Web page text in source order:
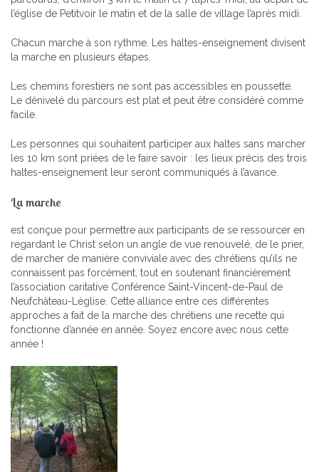
l’église de Petitvoir le matin et de la salle de village l’après midi.
Chacun marche à son rythme. Les haltes-enseignement divisent
la marche en plusieurs étapes.
Les chemins forestiers ne sont pas accessibles en poussette.
Le dénivelé du parcours est plat et peut être considéré comme
facile.
Les personnes qui souhaitent participer aux haltes sans marcher
les 10 km sont priées de le faire savoir : les lieux précis des trois
haltes-enseignement leur seront communiqués à l’avance.
La marche
est conçue pour permettre aux participants de se ressourcer en
regardant le Christ selon un angle de vue renouvelé, de le prier,
de marcher de manière conviviale avec des chrétiens qu’ils ne
connaissent pas forcément, tout en soutenant financièrement
l’association caritative Conférence Saint-Vincent-de-Paul de
Neufchâteau-Léglise. Cette alliance entre ces différentes
approches a fait de la marche des chrétiens une recette qui
fonctionne d’année en année. Soyez encore avec nous cette
année !